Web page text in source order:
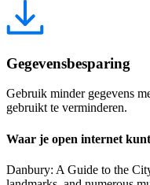
Gegevensbesparing
Gebruik minder gegevens
gebruikt te verminderen.
Waar je open internet
Danbury: A Guide to the